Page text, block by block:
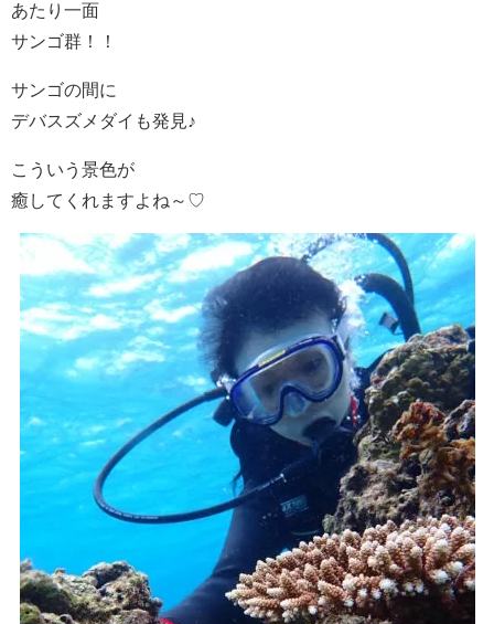
あたり一面
サンゴ群！！
サンゴの間に
デバスズメダイも発見♪
こういう景色が
癒してくれますよね～♡